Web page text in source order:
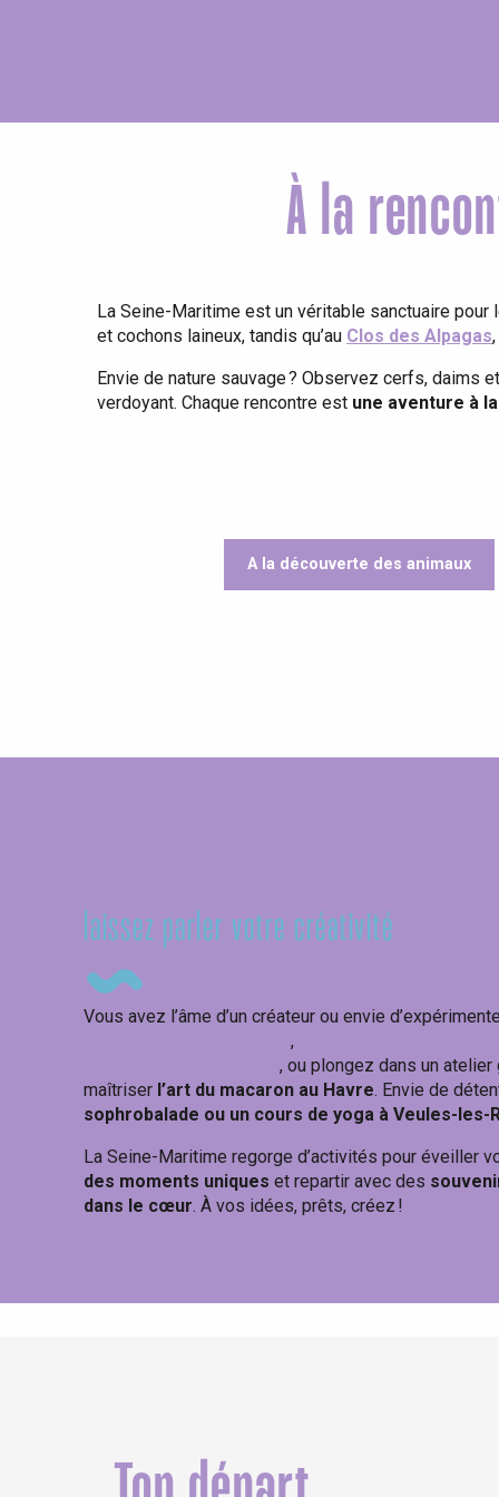
À la
La Seine-Maritime est un véritable sanctuaire pour
et cochons laineux, tandis qu’au Clos des Alpagas
Envie de nature sauvage ? Observez cerfs, daims
verdoyant. Chaque rencontre est une aventure à
A la découverte des animaux
laissez parler votre créativité
Vous avez l’âme d’un créateur ou envie
,
, ou plongez dans un atelier
maîtriser l’art du macaron au Havre. Envie de
sophrobalade ou un cours de yoga à Veules-les-
La Seine-Maritime regorge d’activités pour éveiller
des moments uniques et repartir avec des
dans le cœur. À vos idées, prêts, créez !